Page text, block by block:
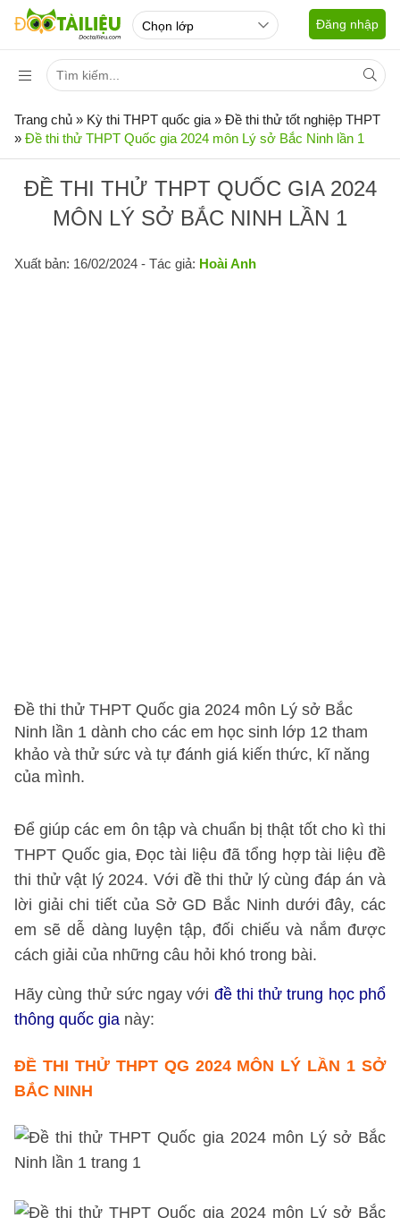
Đăng nhập
Trang chủ » Kỳ thi THPT quốc gia » Đề thi thử tốt nghiệp THPT
» Đề thi thử THPT Quốc gia 2024 môn Lý sở Bắc Ninh lần 1
ĐỀ THI THỬ THPT QUỐC GIA 2024
MÔN LÝ SỞ BẮC NINH LẦN 1
Xuất bản: 16/02/2024 - Tác giả: Hoài Anh
Đề thi thử THPT Quốc gia 2024 môn Lý sở Bắc
Ninh lần 1 dành cho các em học sinh lớp 12 tham
khảo và thử sức và tự đánh giá kiến thức, kĩ năng
của mình.
Để giúp các em ôn tập và chuẩn bị thật tốt cho kì thi
THPT Quốc gia, Đọc tài liệu đã tổng hợp tài liệu đề
thi thử vật lý 2024. Với đề thi thử lý cùng đáp án và
lời giải chi tiết của Sở GD Bắc Ninh dưới đây, các
em sẽ dễ dàng luyện tập, đối chiếu và nắm được
cách giải của những câu hỏi khó trong bài.
Hãy cùng thử sức ngay với đề thi thử trung học phổ
thông quốc gia này:
ĐỀ THI THỬ THPT QG 2024 MÔN LÝ LẦN 1 SỞ
BẮC NINH